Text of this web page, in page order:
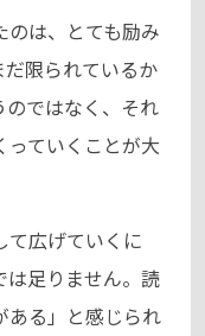
は、とても励み
限られているか
のではなく、それ
っていくことが大
広げていくに
は足りません。読
ある」と感じられ